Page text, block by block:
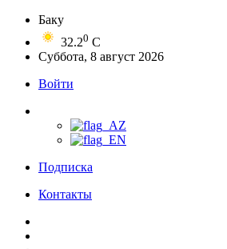
Баку
32.20 C
Суббота, 8 август 2026
Войти
Подписка
Контакты